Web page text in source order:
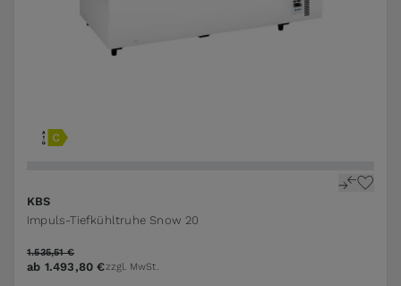
KBS
Impuls-Tiefkühltruhe Snow 20
ab 1.493,80 €
1.535,51 €
zzgl. MwSt.